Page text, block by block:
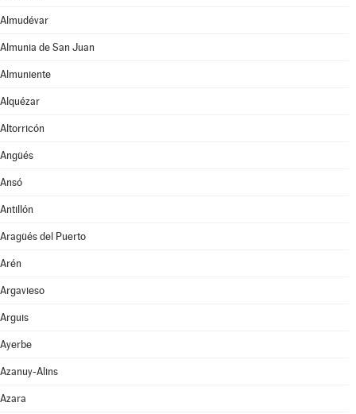
Almudévar
Almunia de San Juan
Almuniente
Alquézar
Altorricón
Angüés
Ansó
Antillón
Aragüés del Puerto
Arén
Argavieso
Arguis
Ayerbe
Azanuy-Alins
Azara